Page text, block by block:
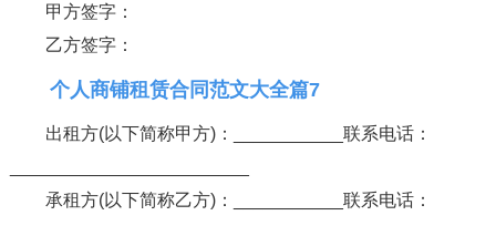
甲方签字：
乙方签字：
个人商铺租赁合同范文大全篇7
出租方(以下简称甲方)：___________联系电话：
承租方(以下简称乙方)：___________联系电话：